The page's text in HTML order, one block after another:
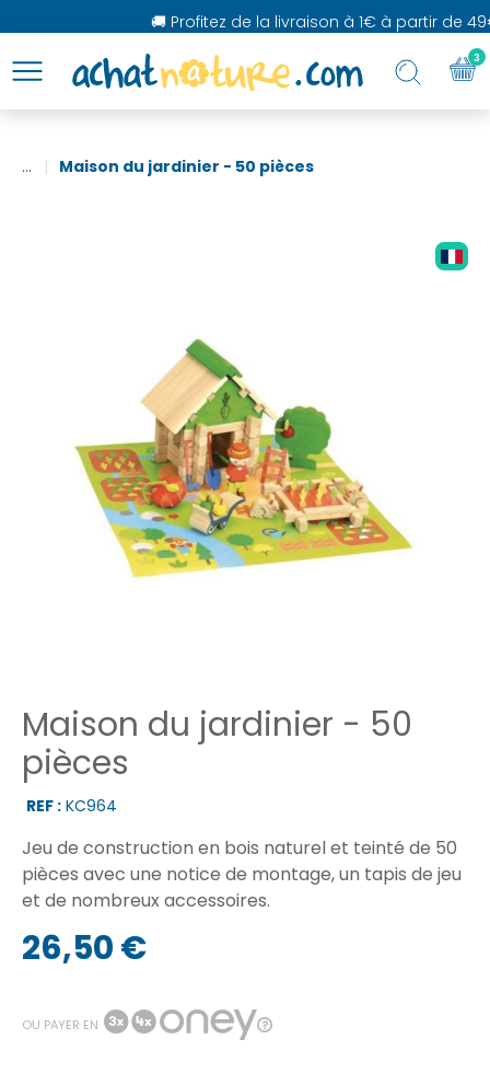
🚚 Profitez de la livraison à 1€ à partir de
... Maison du jardinier - 50 pièces
Maison du jardinier - 50
pièces
REF : KC964
Jeu de construction en bois naturel et teinté de 50
pièces avec une notice de montage, un tapis de jeu
et de nombreux accessoires.
26,50 €
OU PAYER EN
3